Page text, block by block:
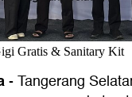
Gratis & Sanitary Kit
-Tangerang